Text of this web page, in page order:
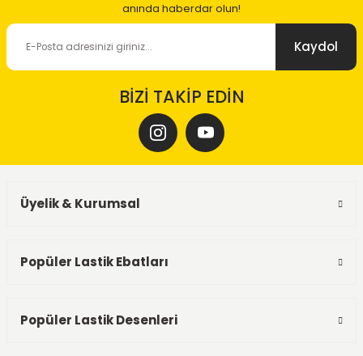
anında haberdar olun!
Kaydol
BİZİ TAKİP EDİN
Üyelik & Kurumsal
Popüler Lastik Ebatları
Popüler Lastik Desenleri